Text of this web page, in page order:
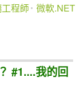
程師 微軟.NET
#1....我的回